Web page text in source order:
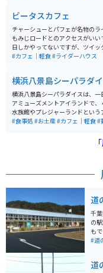
ビータスカフェ
チャーシューとパフェが名物のラ
もみじロードとのアクセスがい
日しかやってないですが、ツイ
ができます。予約状況もツイッタ
#カフェ｜軽食#ライダーハウス
横浜八景島シーパラダ
横浜八景島シーパラダイスは、
アミューズメントアイランドで
水族館やプレジャーランドとい
があります。絶叫マシーンや国内
レストラン、BBQエリア、ホテ
アトラクションエリアや水族館
でリラックスしたり、ショッピ
日でも楽しめます。駐車場は何ヶ
もパーキングで時間によって料金
#食事処 #お土産#カフェ｜軽食#
道
千
の
も
ま
#道
道